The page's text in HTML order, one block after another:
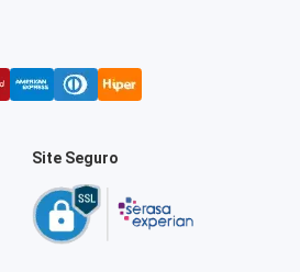
Site Seguro